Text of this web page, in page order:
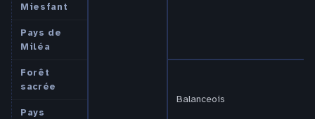
Miesfant
Pays de
Miléa
Forêt
sacrée
Balanceois
Pays